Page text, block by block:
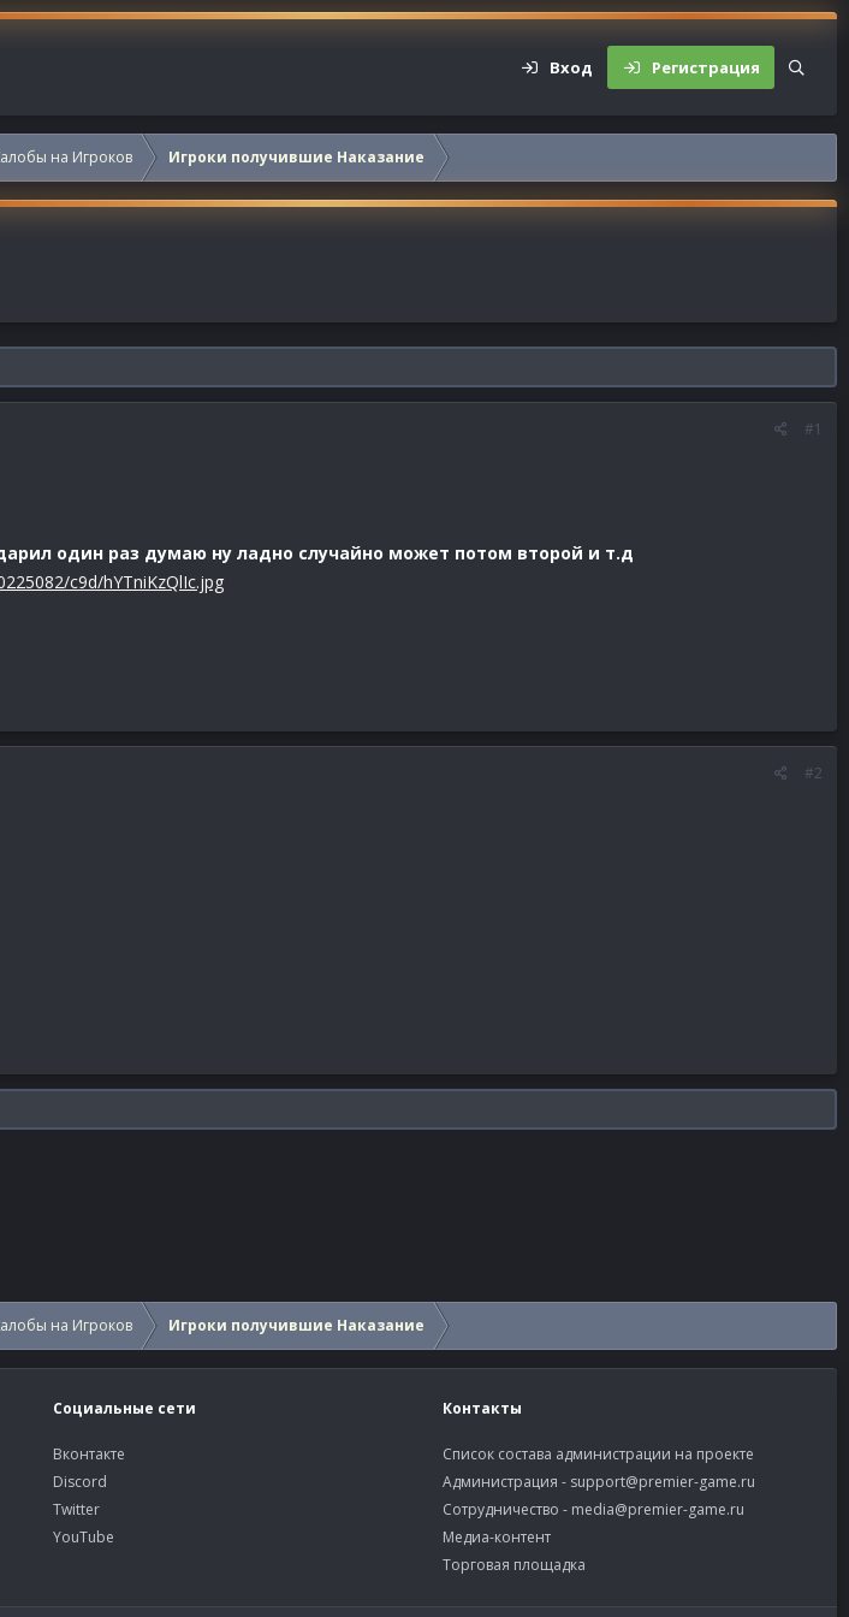
Вход Регистрация
на Игроков Игроки получившие Наказание
#1
один раз думаю ну ладно случайно может потом второй и т.д
c9d/hYTniKzQlIc.jpg
#2
на Игроков Игроки получившие Наказание
Социальные сети
Вконтакте
Discord
Twitter
YouTube
Контакты
Список состава администрации на проекте
Администрация - support@premier-game.ru
Сотрудничество - media@premier-game.ru
Медиа-контент
Торговая площадка